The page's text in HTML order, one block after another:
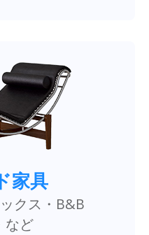
家具
クス・B&B
など